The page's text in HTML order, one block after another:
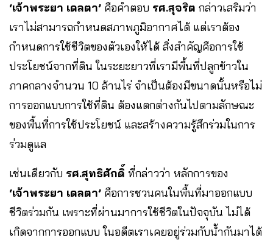
‘เจ้าพระยา เดลตา’ คือคำตอบ รศ.สุจริต กล่าวเสริมว่า
เราไม่สามารถกำหนดสภาพภูมิอากาศได้ แต่เราต้อง
กำหนดการใช้ชีวิตของตัวเองให้ได้ สิ่งสำคัญคือการใช้
ประโยชน์จากที่ดิน ในระยะยาวที่เรามีพื้นที่ปลูกข้าวใน
ภาคกลางจำนวน 10 ล้านไร่ จำเป็นต้องมีขนาดนั้นหรือไม่
การออกแบบการใช้ที่ดิน ต้องแตกต่างกันไปตามลักษณะ
ของพื้นที่การใช้ประโยชน์ และสร้างความรู้สึกร่วมในการ
ร่วมดูแล
เช่นเดียวกับ รศ.สุทธิศักดิ์ ที่กล่าวว่า หลักการของ
‘เจ้าพระยา เดลตา’ คือการชวนคนในพื้นที่มาออกแบบ
ชีวิตร่วมกัน เพราะที่ผ่านมาการใช้ชีวิตในปัจจุบัน ไม่ได้
เกิดจากการออกแบบ ในอดีตเราเคยอยู่ร่วมกับน้ำกันมาได้